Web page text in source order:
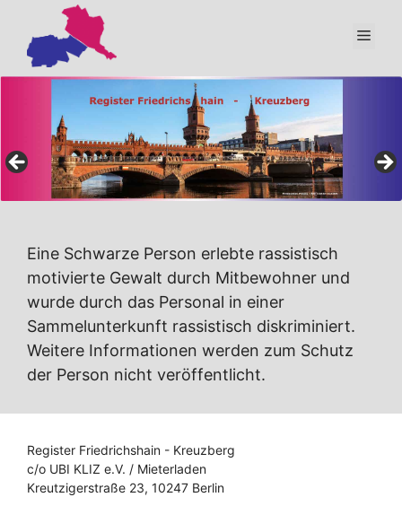
Inhalt
springen
Eine Schwarze Person erlebte rassistisch
motivierte Gewalt durch Mitbewohner und
wurde durch das Personal in einer
Sammelunterkunft rassistisch diskriminiert.
Weitere Informationen werden zum Schutz
der Person nicht veröffentlicht.
Register Friedrichshain - Kreuzberg
c/o UBI KLIZ e.V. / Mieterladen
Kreutzigerstraße 23, 10247 Berlin